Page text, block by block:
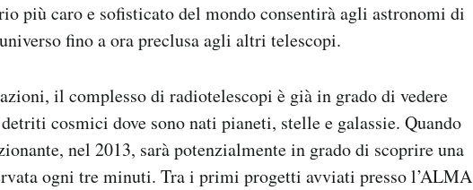
più caro e sofisticato del mondo consentirà agli astronomi di
fino a ora preclusa agli altri telescopi.
il complesso di radiotelescopi è già in grado di vedere
cosmici dove sono nati pianeti, stelle e galassie. Quando
nel 2013, sarà potenzialmente in grado di scoprire una
ogni tre minuti. Tra i primi progetti avviati presso l’ALMA